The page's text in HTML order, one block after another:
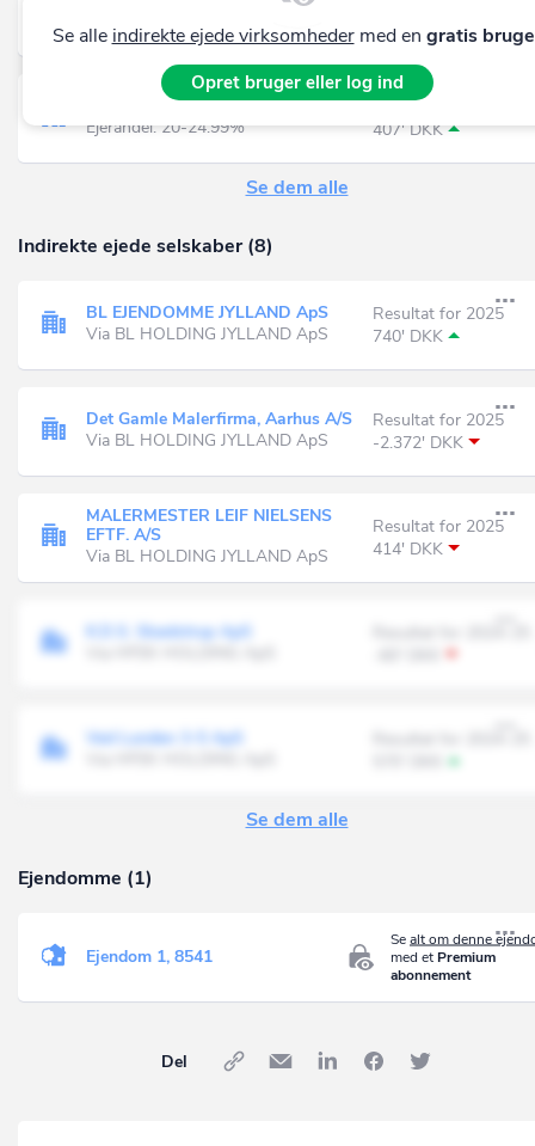
HFEK HOLDING ApS
Ejerandel: 20-24.99%
Resultat for 2024-25
407' DKK
Se dem alle
Indirekte ejede selskaber (8)
BL EJENDOMME JYLLAND ApS
Via BL HOLDING JYLLAND ApS
Resultat for 2025
740' DKK
Det Gamle Malerfirma, Aarhus A/S
Via BL HOLDING JYLLAND ApS
Resultat for 2025
-2.372' DKK
MALERMESTER LEIF NIELSENS
EFTF. A/S
Via BL HOLDING JYLLAND ApS
Resultat for 2025
414' DKK
K.D.S. Skødstrup ApS
Ved Lunden 3-5 ApS
Se alle indirekte ejede virksomhedermed en gratis
Opret bruger eller log ind
Se dem alle
Ejendomme (1)
Sealt om denne
med et Premium
abonnement
Ejendom 1, 8541
Del